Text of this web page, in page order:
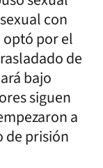
con
optó por el
de
bajo
siguen
a
de prisión